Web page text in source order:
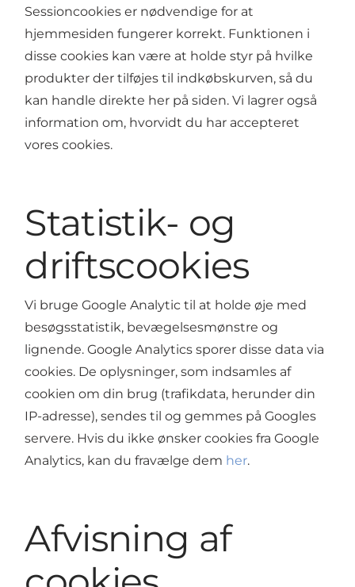
Sessioncookies er nødvendige for at
hjemmesiden fungerer korrekt. Funktionen i
disse cookies kan være at holde styr på hvilke
produkter der tilføjes til indkøbskurven, så du
kan handle direkte her på siden. Vi lagrer også
information om, hvorvidt du har accepteret
vores cookies.
Statistik- og
driftscookies
Vi bruge Google Analytic til at holde øje med
besøgsstatistik, bevægelsesmønstre og
lignende. Google Analytics sporer disse data via
cookies. De oplysninger, som indsamles af
cookien om din brug (trafikdata, herunder din
IP-adresse), sendes til og gemmes på Googles
servere. Hvis du ikke ønsker cookies fra Google
Analytics, kan du fravælge dem her.
Afvisning af